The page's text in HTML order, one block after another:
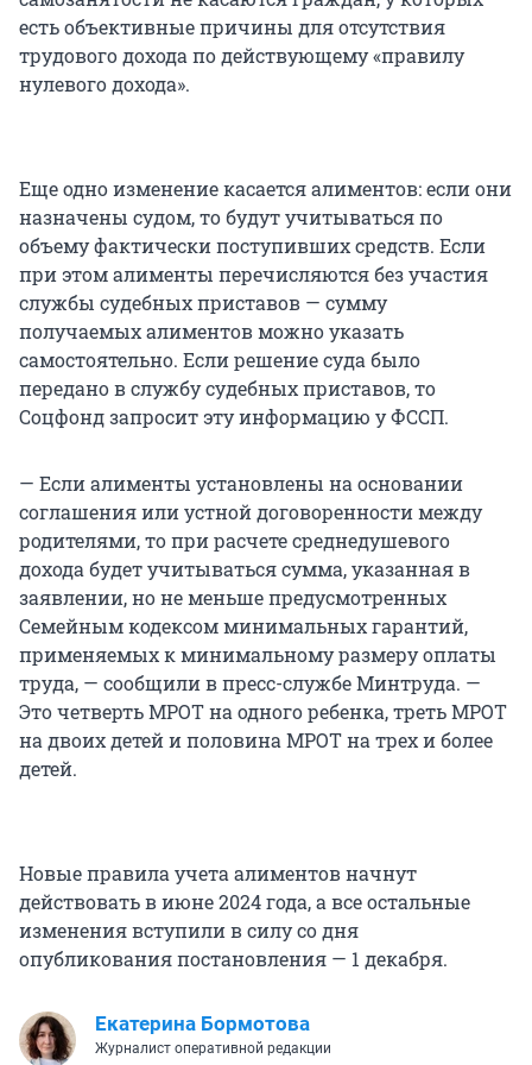
есть объективные причины для отсутствия
трудового дохода по действующему «правилу
нулевого дохода».
Еще одно изменение касается алиментов: если они
назначены судом, то будут учитываться по
объему фактически поступивших средств. Если
при этом алименты перечисляются без участия
службы судебных приставов — сумму
получаемых алиментов можно указать
самостоятельно. Если решение суда было
передано в службу судебных приставов, то
Соцфонд запросит эту информацию у ФССП.
— Если алименты установлены на основании
соглашения или устной договоренности между
родителями, то при расчете среднедушевого
дохода будет учитываться сумма, указанная в
заявлении, но не меньше предусмотренных
Семейным кодексом минимальных гарантий,
применяемых к минимальному размеру оплаты
труда, — сообщили в пресс-службе Минтруда. —
Это четверть МРОТ на одного ребенка, треть МРОТ
на двоих детей и половина МРОТ на трех и более
детей.
Новые правила учета алиментов начнут
действовать в июне 2024 года, а все остальные
изменения вступили в силу со дня
опубликования постановления — 1 декабря.
Екатерина Бормотова
Журналист оперативной редакции